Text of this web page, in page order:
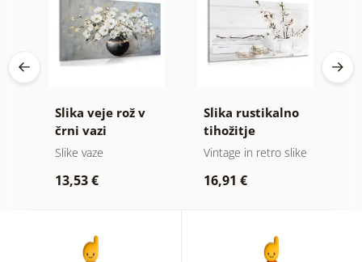
Slika veje rož v
črni vazi
Slike vaze
13,53 €
Slika rustikalno
tihožitje
Vintage in retro slike
16,91 €